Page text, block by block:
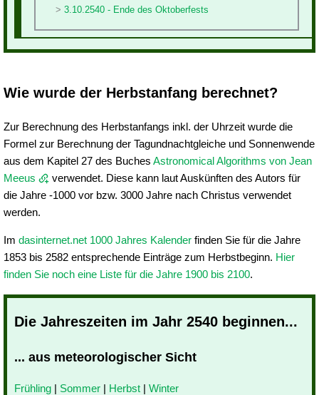
3.10.2540 - Ende des Oktoberfests
Wie wurde der Herbstanfang berechnet?
Zur Berechnung des Herbstanfangs inkl. der Uhrzeit wurde die
Formel zur Berechnung der Tagundnachtgleiche und Sonnenwende
aus dem Kapitel 27 des Buches Astronomical Algorithms von Jean
Meeus
verwendet. Diese kann laut Auskünften des Autors für
die Jahre -1000 vor bzw. 3000 Jahre nach Christus verwendet
werden.
Im dasinternet.net 1000 Jahres Kalender finden Sie für die Jahre
1853 bis 2582 entsprechende Einträge zum Herbstbeginn. Hier
finden Sie noch eine Liste für die Jahre 1900 bis 2100.
Die Jahreszeiten im Jahr 2540 beginnen...
... aus meteorologischer Sicht
Frühling | Sommer | Herbst | Winter